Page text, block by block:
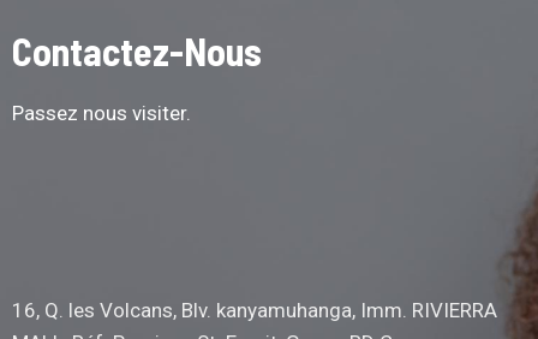
Contactez-Nous
Passez nous visiter.
16, Q. les Volcans, Blv. kanyamuhanga, Imm. RIVIERRA